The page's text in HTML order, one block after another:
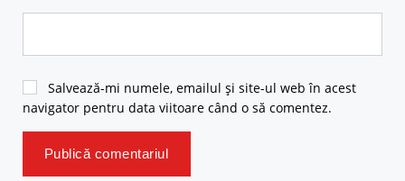
Salvează-mi numele, emailul și site-ul web în acest
navigator pentru data viitoare când o să comentez.